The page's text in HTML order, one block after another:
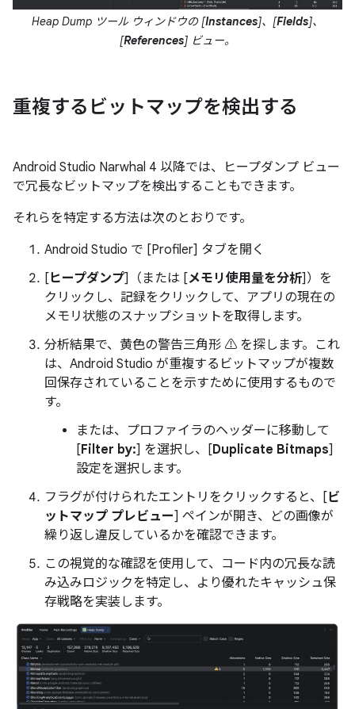
Heap Dump ツール ウィンドウの [Instances]、[Fields]、
[References] ビュー。
重複するビットマップを検出する
Android Studio Narwhal 4 以降では、ヒープダンプ ビュー
で冗長なビットマップを検出することもできます。
それらを特定する方法は次のとおりです。
Android Studio で [Profiler] タブを開く
[ヒープダンプ]（または [メモリ使用量を分析]）を
クリックし、記録をクリックして、アプリの現在の
メモリ状態のスナップショットを取得します。
分析結果で、黄色の警告三角形 ⚠️ を探します。これ
は、Android Studio が重複するビットマップが複数
回保存されていることを示すために使用するもので
す。
または、プロファイラのヘッダーに移動して
[Filter by:] を選択し、[Duplicate Bitmaps]
設定を選択します。
フラグが付けられたエントリをクリックすると、[ビ
ットマップ プレビュー] ペインが開き、どの画像が
繰り返し違反しているかを確認できます。
この視覚的な確認を使用して、コード内の冗長な読
み込みロジックを特定し、より優れたキャッシュ保
存戦略を実装します。